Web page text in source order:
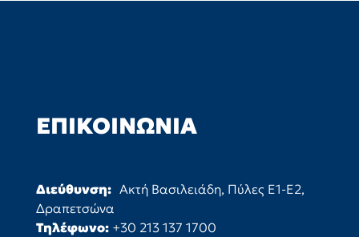
ΕΠΙΚΟΙΝΩΝΊΑ
Διεύθυνση: Ακτή Βασιλειάδη, Πύλες Ε1-Ε2,
Δραπετσώνα
Τηλέφωνο: +30 213 137 1700